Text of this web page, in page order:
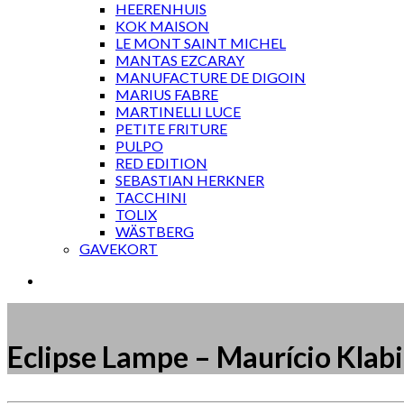
HEERENHUIS
KOK MAISON
LE MONT SAINT MICHEL
MANTAS EZCARAY
MANUFACTURE DE DIGOIN
MARIUS FABRE
MARTINELLI LUCE
PETITE FRITURE
PULPO
RED EDITION
SEBASTIAN HERKNER
TACCHINI
TOLIX
WÄSTBERG
GAVEKORT
Eclipse Lampe – Maurício